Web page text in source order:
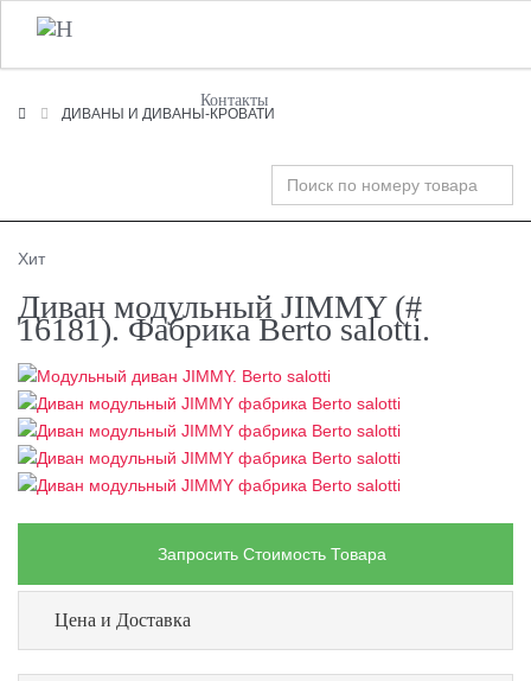
+7 (495) 120-00-58
Контакты
ДИВАНЫ И ДИВАНЫ-КРОВАТИ
Хит
Диван модульный JIMMY (#
16181). Фабрика Berto salotti.
Запросить Стоимость Товара
Цена и Доставка